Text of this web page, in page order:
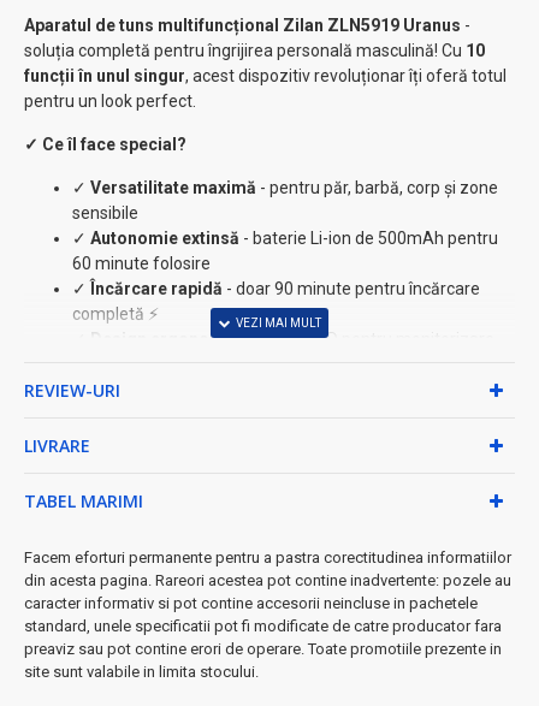
Aparatul de tuns multifuncțional Zilan ZLN5919 Uranus -
soluția completă pentru îngrijirea personală masculină! Cu 10
funcții în unul singur, acest dispozitiv revoluționar îți oferă totul
pentru un look perfect.
✓ Ce îl face special?
✓ Versatilitate maximă - pentru păr, barbă, corp și zone
sensibile
✓ Autonomie extinsă - baterie Li-ion de 500mAh pentru
60 minute folosire
✓
Încărcare rapidă - doar 90 minute pentru încărcare
completă ⚡
Design ergonomiccu afișaj LED pentru monitorizare
★ Kit complet inclus:
• Trimmer pentru barbă de precizie
• Cap pentru ras fin
• Cap specializat nas/urechi
• 4 accesorii de tăiere: 3mm, 6mm, 9mm, 12mm
• Cablu USB pentru încărcare
Beneficii garantate:
✓ Economii la barber - îngrijire profesională acasă
REVIEW-URI
LIVRARE
TABEL MARIMI
Facem eforturi permanente pentru a pastra corectitudinea informatiilor
din acesta pagina. Rareori acestea pot contine inadvertente: pozele au
caracter informativ si pot contine accesorii neincluse in pachetele
standard, unele specificatii pot fi modificate de catre producator fara
preaviz sau pot contine erori de operare. Toate promotiile prezente in
site sunt valabile in limita stocului.